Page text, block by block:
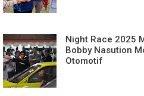
Night Race 2025
Bobby Nasution
Otomotif